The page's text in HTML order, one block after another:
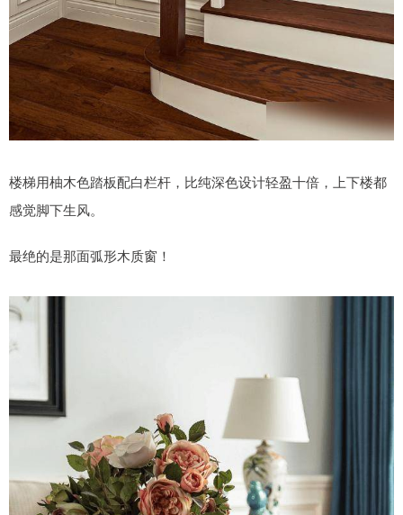
楼梯用柚木色踏板配白栏杆，比纯深色设计轻盈十倍，上下楼都
感觉脚下生风。
最绝的是那面弧形木质窗！